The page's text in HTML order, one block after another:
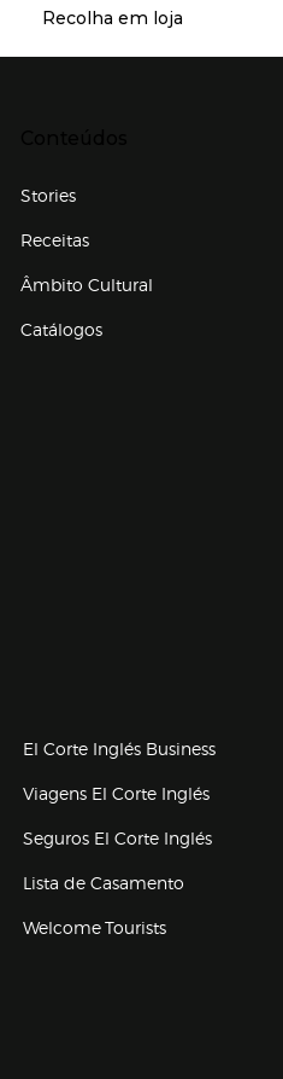
Servicios destacados
Recolha em loja
Stories
Receitas
Âmbito Cultural
Catálogos
El Corte Inglés Business
Viagens El Corte Inglés(abre en
Seguros El Corte Inglés(abre en
Lista de Casamento
Welcome Tourists